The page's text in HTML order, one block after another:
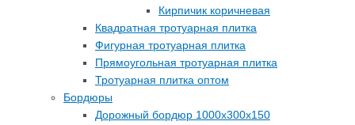
Кирпичик коричневая
Квадратная тротуарная плитка
Фигурная тротуарная плитка
Прямоугольная тротуарная плитка
Тротуарная плитка оптом
Бордюры
Дорожный бордюр 1000х300х150